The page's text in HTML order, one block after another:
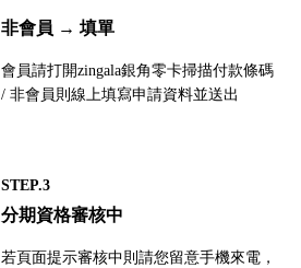
非會員 → 填單
會員請打開zingala銀角零卡掃描付款條碼
/ 非會員則線上填寫申請資料並送出
STEP.3
分期資格審核中
若頁面提示審核中則請您留意手機來電，